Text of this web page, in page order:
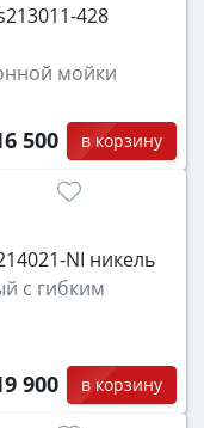
428
мойки
500 в корзину
NI никель
с гибким
900 в корзину